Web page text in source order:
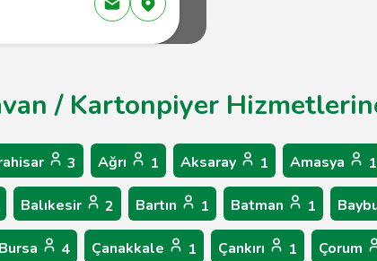
/ Kartonpiyer
3 Ağrı 1 Aksaray 1 Amasya 1
Balıkesir 2 Bartın 1 Batman 1
Bursa 4 Çanakkale 1 Çankırı 1 Çorum